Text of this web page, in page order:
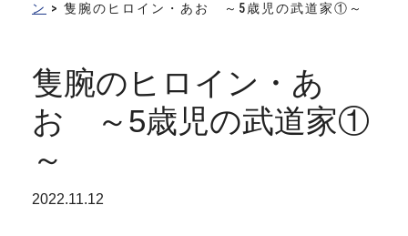
ン > 隻腕のヒロイン・あお ～5歳児の武道家①～
隻腕のヒロイン・あ
お ～5歳児の武道家①
～
2022.11.12